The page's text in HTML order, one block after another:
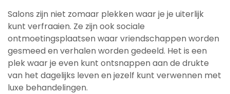
Salons zijn niet zomaar plekken waar je je uiterlijk
kunt verfraaien. Ze zijn ook sociale
ontmoetingsplaatsen waar vriendschappen worden
gesmeed en verhalen worden gedeeld. Het is een
plek waar je even kunt ontsnappen aan de drukte
van het dagelijks leven en jezelf kunt verwennen met
luxe behandelingen.